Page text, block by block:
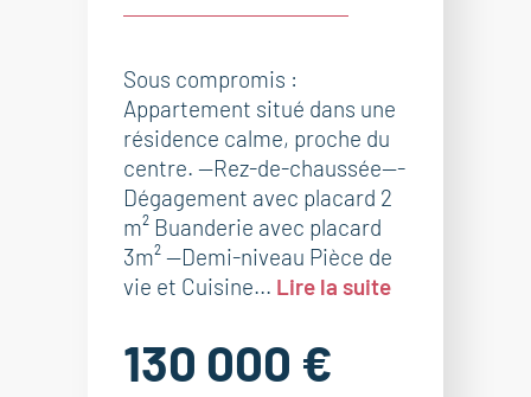
Sous compromis :
Appartement situé dans une
résidence calme, proche du
centre. --Rez-de-chaussée---
Dégagement avec placard 2
m² Buanderie avec placard
3m² --Demi-niveau Pièce de
vie et Cuisine... Lire la suite
130 000 €